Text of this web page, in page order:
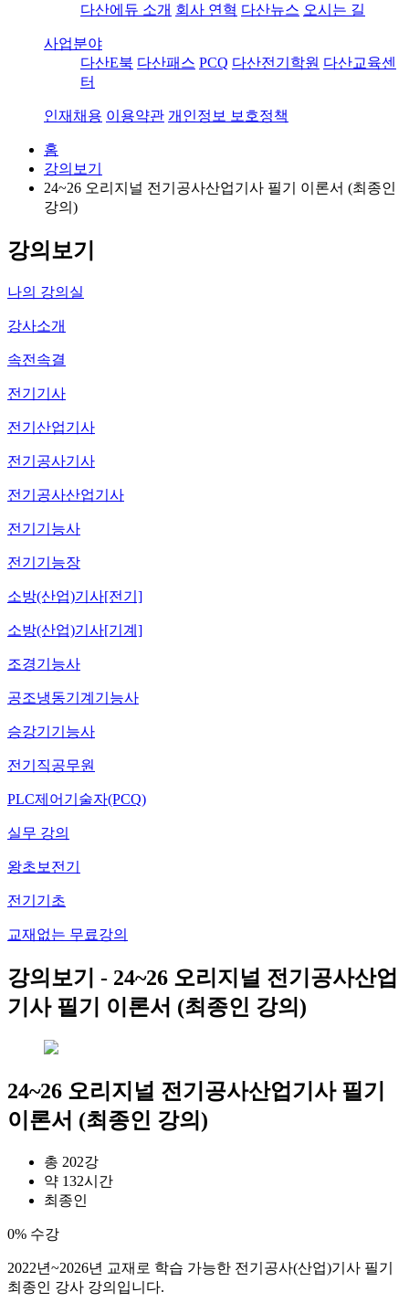
다산에듀 소개 회사 연혁 다산뉴스 오시는 길
사업분야
다산E북 다산패스 PCQ 다산전기학원 다산교육센
터
인재채용 이용약관 개인정보 보호정책
홈
강의보기
24~26 오리지널 전기공사산업기사 필기 이론서 (최종인
강의)
강의보기
나의 강의실
강사소개
속전속결
전기기사
전기산업기사
전기공사기사
전기공사산업기사
전기기능사
전기기능장
소방(산업)기사[전기]
소방(산업)기사[기계]
조경기능사
공조냉동기계기능사
승강기기능사
전기직공무원
PLC제어기술자(PCQ)
실무 강의
왕초보전기
전기기초
교재없는 무료강의
강의보기 - 24~26 오리지널 전기공사산업
기사 필기 이론서 (최종인 강의)
24~26 오리지널 전기공사산업기사 필기
이론서 (최종인 강의)
총 202강
약 132시간
최종인
0% 수강
2022년~2026년 교재로 학습 가능한 전기공사(산업)기사 필기
최종인 강사 강의입니다.